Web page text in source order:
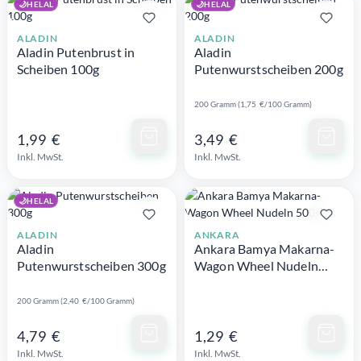
🌙HELAL
ALADIN
Aladin Putenbrust in
Scheiben 100g
1,99 €
Inkl. MwSt.
🌙HELAL
ALADIN
Aladin
Putenwurstscheiben 200g
200 Gramm (1,75 €/100 Gramm)
3,49 €
Inkl. MwSt.
🌙HELAL
ALADIN
Aladin
Putenwurstscheiben 300g
200 Gramm (2,40 €/100 Gramm)
4,79 €
Inkl. MwSt.
ANKARA
Ankara Bamya Makarna-
Wagon Wheel Nudeln
1,29 €
Inkl. MwSt.